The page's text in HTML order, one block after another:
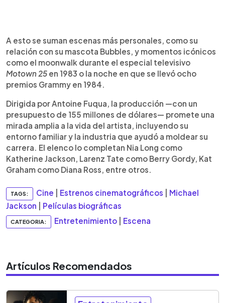
A esto se suman escenas más personales, como su
relación con su mascota Bubbles, y momentos icónicos
como el moonwalk durante el especial televisivo
Motown 25 en 1983 o la noche en que se llevó ocho
premios Grammy en 1984.
Dirigida por Antoine Fuqua, la producción —con un
presupuesto de 155 millones de dólares— promete una
mirada amplia a la vida del artista, incluyendo su
entorno familiar y la industria que ayudó a moldear su
carrera. El elenco lo completan Nia Long como
Katherine Jackson, Larenz Tate como Berry Gordy, Kat
Graham como Diana Ross, entre otros.
TAGS: Cine Estrenos cinematográficos
Michael
Jackson
Películas biográficas
CATEGORIA: Entretenimiento Escena
Artículos Recomendados